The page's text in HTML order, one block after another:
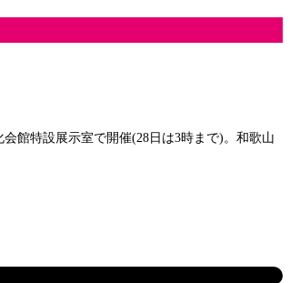
館特設展示室で開催(28日は3時まで)。和歌山